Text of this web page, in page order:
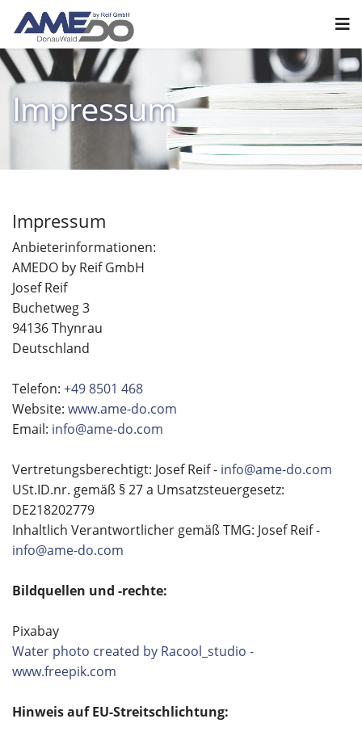
Impressum
Impressum
Anbieterinformationen:
AMEDO by Reif GmbH
Josef Reif
Buchetweg 3
94136 Thynrau
Deutschland
Telefon: +49 8501 468
Website: www.ame-do.com
Email: info@ame-do.com
Vertretungsberechtigt: Josef Reif - info@ame-do.com
USt.ID.nr. gemäß § 27 a Umsatzsteuergesetz:
DE218202779
Inhaltlich Verantwortlicher gemäß TMG: Josef Reif -
info@ame-do.com
Bildquellen und -rechte:
Pixabay
Water photo created by Racool_studio -
www.freepik.com
Hinweis auf EU-Streitschlichtung: